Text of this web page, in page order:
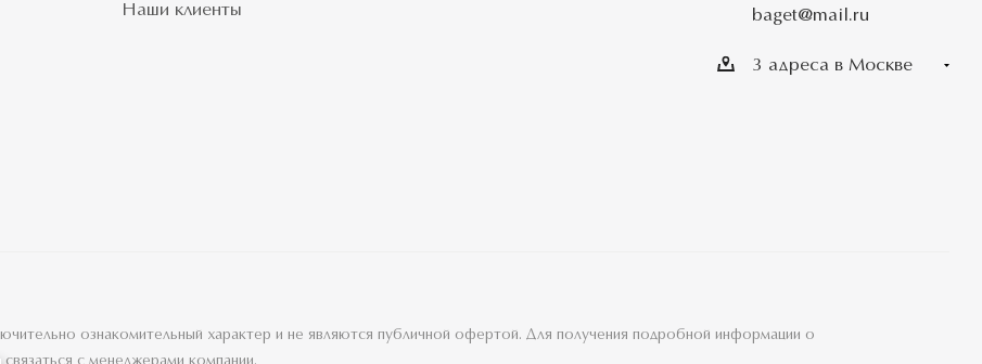
Наши клиенты
baget@mail.ru
3 адреса в Москве
ознакомительный характер и не являются публичной офертой. Для получения подробной информации о